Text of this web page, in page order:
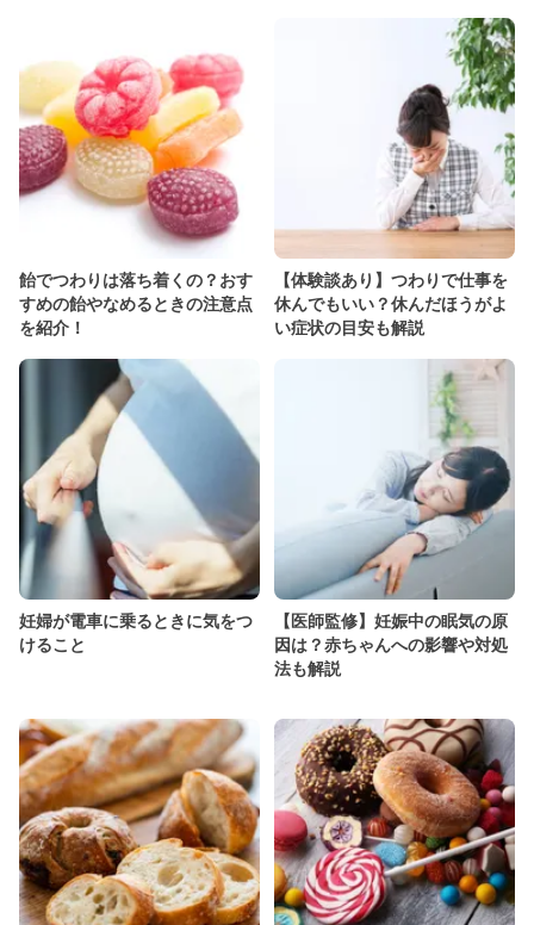
飴でつわりは落ち着くの？おす
すめの飴やなめるときの注意点
を紹介！
【体験談あり】つわりで仕事を
休んでもいい？休んだほうがよ
い症状の目安も解説
妊婦が電車に乗るときに気をつ
けること
【医師監修】妊娠中の眠気の原
因は？赤ちゃんへの影響や対処
法も解説